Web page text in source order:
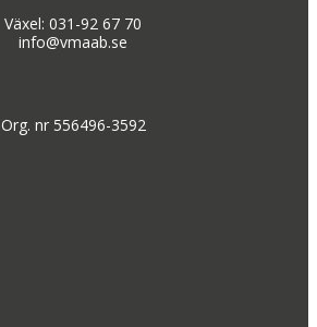
Växel: 031-92 67 70
info@vmaab.se
Org. nr 556496-3592